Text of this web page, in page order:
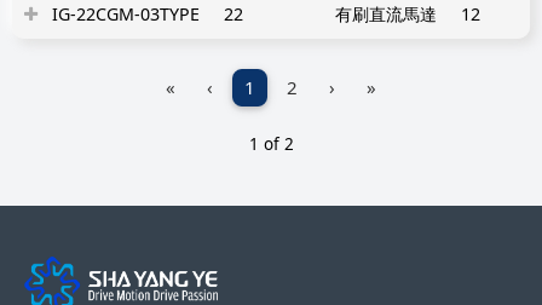
IG-22CGM-03TYPE 22 有刷直流馬達 12
« ‹ 1 2 › »
1 of 2